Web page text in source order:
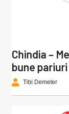
Chindia –
bune
Tibi Demeter